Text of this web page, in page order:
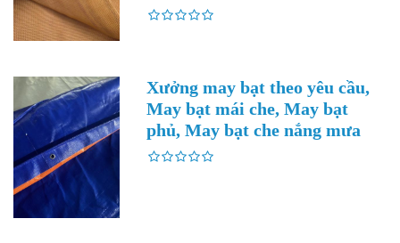
Xưởng may bạt theo yêu cầu,
May bạt mái che, May bạt
phủ, May bạt che nắng mưa